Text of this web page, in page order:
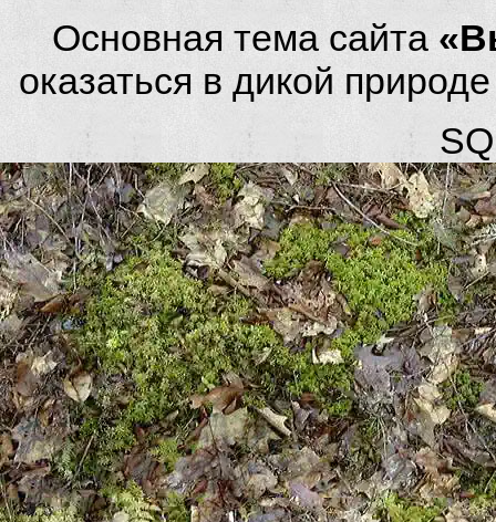
Основная тема сайта
оказаться в дикой